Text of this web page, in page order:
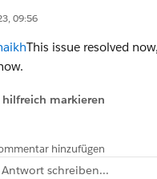
09:56
This issue resolved
hilfreich markieren
hinzufügen
Antwort schreiben...